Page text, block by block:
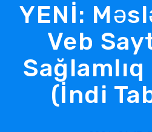
YENİ:
Veb
(İndi